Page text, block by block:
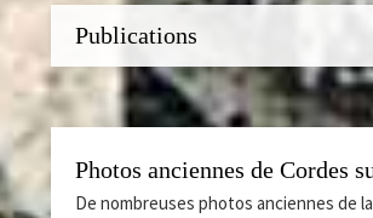
Publications
Photos anciennes de Cordes
De nombreuses photos anciennes de